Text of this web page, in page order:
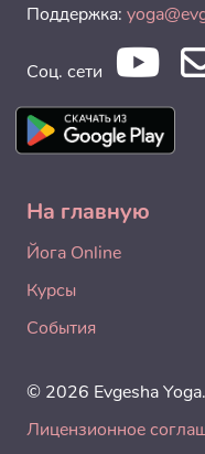
Поддержка:
Соц. сети
На главную
Йога Online
Курсы
События
© 2026 Evgesha
Лицензионное